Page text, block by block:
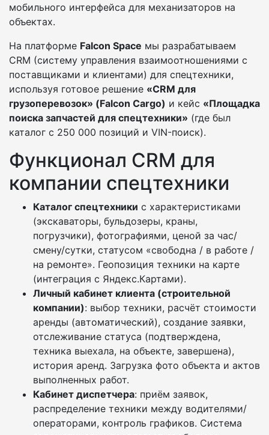
мобильного интерфейса для механизаторов на
объектах.
На платформе Falcon Space мы разрабатываем
CRM (систему управления взаимоотношениями с
поставщиками и клиентами) для спецтехники,
используя готовое решение «CRM для
грузоперевозок» (Falcon Cargo) и кейс «Площадка
поиска запчастей для спецтехники» (где был
каталог с 250 000 позиций и VIN-поиск).
Функционал CRM для
компании спецтехники
Каталог спецтехники с характеристиками
(экскаваторы, бульдозеры, краны,
погрузчики), фотографиями, ценой за час/
смену/сутки, статусом «свободна / в работе /
на ремонте». Геопозиция техники на карте
(интеграция с Яндекс.Картами).
Личный кабинет клиента (строительной
компании): выбор техники, расчёт стоимости
аренды (автоматический), создание заявки,
отслеживание статуса (подтверждена,
техника выехала, на объекте, завершена),
история аренд. Загрузка фото объекта и актов
выполненных работ.
Кабинет диспетчера: приём заявок,
распределение техники между водителями/
операторами, контроль графиков. Система